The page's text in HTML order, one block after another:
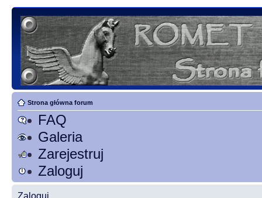
Strona główna forum
FAQ
Galeria
Zarejestruj
Zaloguj
Zaloguj